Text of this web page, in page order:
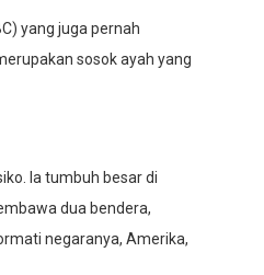
yang juga pernah
sosok ayah yang
Ia tumbuh besar di
dua bendera,
negaranya, Amerika,